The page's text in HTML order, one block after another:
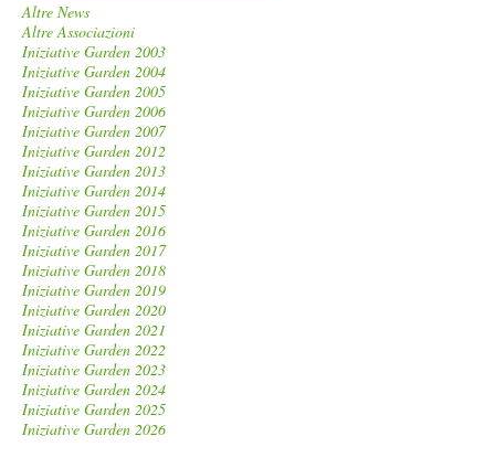
Altre News
Altre Associazioni
Iniziative Garden 2003
Iniziative Garden 2004
Iniziative Garden 2005
Iniziative Garden 2006
Iniziative Garden 2007
Iniziative Garden 2012
Iniziative Garden 2013
Iniziative Garden 2014
Iniziative Garden 2015
Iniziative Garden 2016
Iniziative Garden 2017
Iniziative Garden 2018
Iniziative Garden 2019
Iniziative Garden 2020
Iniziative Garden 2021
Iniziative Garden 2022
Iniziative Garden 2023
Iniziative Garden 2024
Iniziative Garden 2025
Iniziative Garden 2026